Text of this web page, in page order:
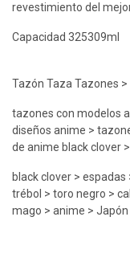
revestimiento del
Capacidad 325309ml
Tazón Taza Tazones >
tazones con modelos
diseños anime >
de anime black clover
black clover >
trébol > toro negro >
mago > anime >